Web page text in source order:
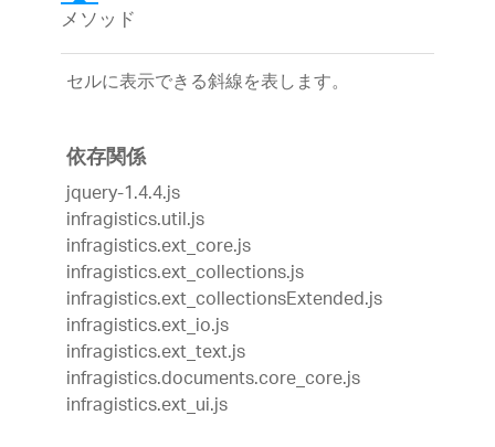
メソッド
セルに表示できる斜線を表します。
依存関係
jquery-1.4.4.js
infragistics.util.js
infragistics.ext_core.js
infragistics.ext_collections.js
infragistics.ext_collectionsExtended.js
infragistics.ext_io.js
infragistics.ext_text.js
infragistics.documents.core_core.js
infragistics.ext_ui.js